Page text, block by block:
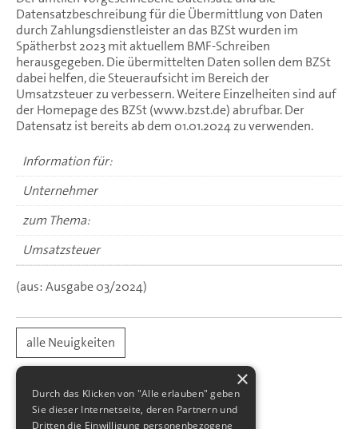
Datensatzbeschreibung für die Übermittlung von Daten
durch Zahlungsdienstleister an das BZSt wurden im
Spätherbst 2023 mit aktuellem BMF-Schreiben
herausgegeben. Die übermittelten Daten sollen dem BZSt
dabei helfen, die Steueraufsicht im Bereich der
Umsatzsteuer zu verbessern. Weitere Einzelheiten sind auf
der Homepage des BZSt (www.bzst.de) abrufbar. Der
Datensatz ist bereits ab dem 01.01.2024 zu verwenden.
Information für:
Unternehmer
zum Thema:
Umsatzsteuer
(aus: Ausgabe 03/2024)
alle Neuigkeiten
×
Durch das Klicken von "Alle erlauben" geben
Sie dieser Internetseite, deren Partnern und
Dritten die Einwilligung personenbezogene